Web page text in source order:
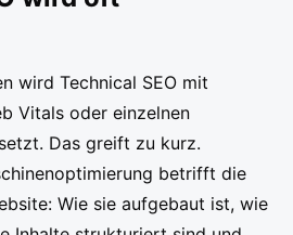
wird Technical SEO mit
Vitals oder einzelnen
Das greift zu kurz.
betrifft die
Wie sie aufgebaut ist, wie